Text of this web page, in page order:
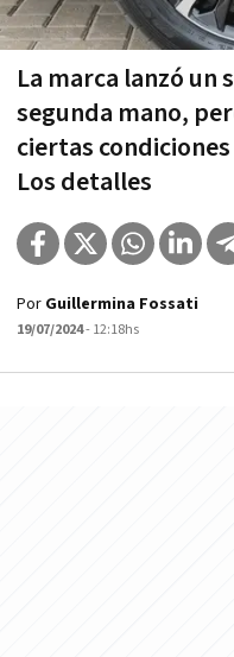
La marca lanzó un
segunda mano,
ciertas
Los detalles
Por Guillermina Fossati
19/07/2024- 12:18hs